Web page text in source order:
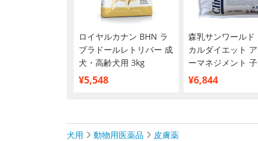
ロイヤルカナン BHN ラ
ブラドールレトリバー 成
犬・高齢犬用 3kg
¥5,548
森乳サンワールド
カルダイエット
ーマネジメント
犬用 3.5kg
¥6,844
犬用 動物用医薬品
皮膚薬